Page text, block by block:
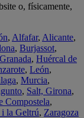
o, físicamente,
, Alfafar, Alicante,
, Burjassot,
Granada, Huércal de
, León,
, Murcia,
, Salt, Girona,
Compostela,
la Geltrú, Zaragoza